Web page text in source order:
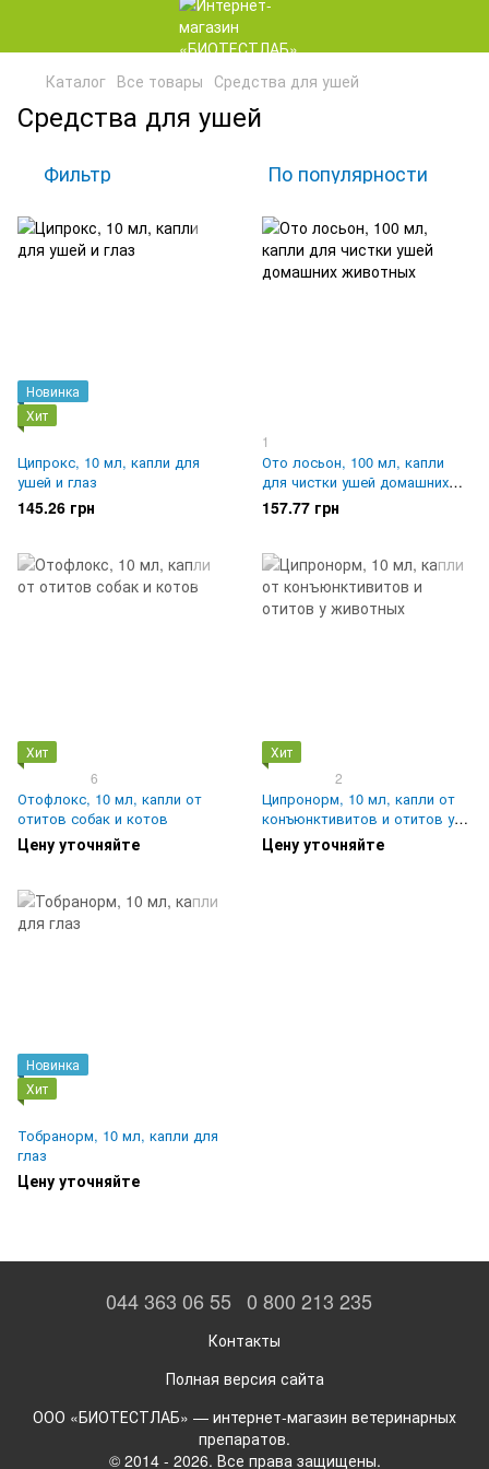
Каталог Все товары Средства для ушей
Средства для ушей
Фильтр По популярности
Новинка
Хит
Ципрокс, 10 мл, капли для
ушей и глаз
145.26 грн
1
Ото лосьон, 100 мл, капли
для чистки ушей домашних
животных
157.77 грн
Хит
6
Отофлокс, 10 мл, капли от
отитов собак и котов
Цену уточняйте
Хит
2
Ципронорм, 10 мл, капли от
конъюнктивитов и отитов у
животных
Цену уточняйте
Новинка
Хит
Тобранорм, 10 мл, капли для
глаз
Цену уточняйте
044 363 06 55 0 800 213 235
Контакты
Полная версия сайта
ООО «БИОТЕСТЛАБ» — интернет-магазин ветеринарных
препаратов.
© 2014 - 2026. Все права защищены.